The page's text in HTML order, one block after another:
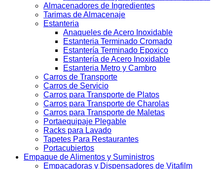
Almacenadores de Ingredientes
Tarimas de Almacenaje
Estanteria
Anaqueles de Acero Inoxidable
Estanteria Terminado Cromado
Estantería Terminado Epoxico
Estantería de Acero Inoxidable
Estanteria Metro y Cambro
Carros de Transporte
Carros de Servicio
Carros para Transporte de Platos
Carros para Transporte de Charolas
Carros para Transporte de Maletas
Portaequipaje Plegable
Racks para Lavado
Tapetes Para Restaurantes
Portacubiertos
Empaque de Alimentos y Suministros
Empacadoras y Dispensadores de Vitafilm